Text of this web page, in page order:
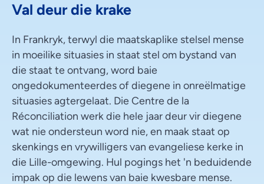
Val deur die krake
In Frankryk, terwyl die maatskaplike stelsel mense
in moeilike situasies in staat stel om bystand van
die staat te ontvang, word baie
ongedokumenteerdes of diegene in onreëlmatige
situasies agtergelaat. Die Centre de la
Réconciliation werk die hele jaar deur vir diegene
wat nie ondersteun word nie, en maak staat op
skenkings en vrywilligers van evangeliese kerke in
die Lille-omgewing. Hul pogings het 'n beduidende
impak op die lewens van baie kwesbare mense.